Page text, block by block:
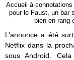
Accueil à
pour le Faust, un bar
bien en rang
L’annonce a été
Netflix dans la
sous Android.